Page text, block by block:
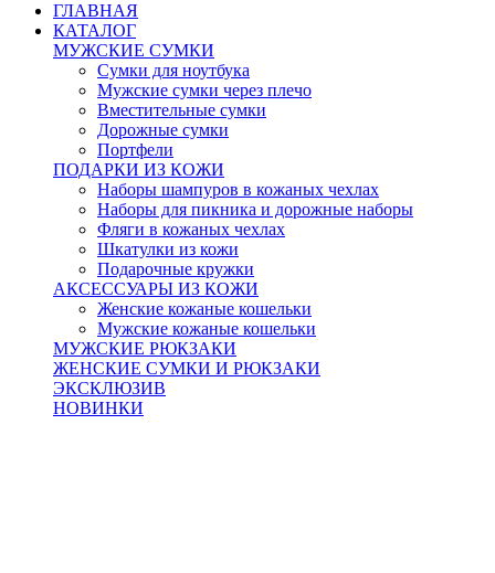
ГЛАВНАЯ
КАТАЛОГ
МУЖСКИЕ СУМКИ
Сумки для ноутбука
Мужские сумки через плечо
Вместительные сумки
Дорожные сумки
Портфели
ПОДАРКИ ИЗ КОЖИ
Наборы шампуров в кожаных чехлах
Наборы для пикника и дорожные наборы
Фляги в кожаных чехлах
Шкатулки из кожи
Подарочные кружки
АКСЕССУАРЫ ИЗ КОЖИ
Женские кожаные кошельки
Мужские кожаные кошельки
МУЖСКИЕ РЮКЗАКИ
ЖЕНСКИЕ СУМКИ И РЮКЗАКИ
ЭКСКЛЮЗИВ
НОВИНКИ